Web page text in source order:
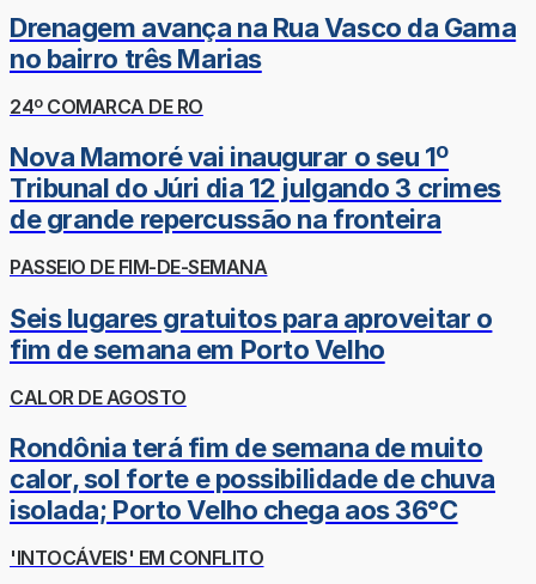
Drenagem avança na Rua Vasco da Gama
no bairro três Marias
24º COMARCA DE RO
Nova Mamoré vai inaugurar o seu 1º
Tribunal do Júri dia 12 julgando 3 crimes
de grande repercussão na fronteira
PASSEIO DE FIM-DE-SEMANA
Seis lugares gratuitos para aproveitar o
fim de semana em Porto Velho
CALOR DE AGOSTO
Rondônia terá fim de semana de muito
calor, sol forte e possibilidade de chuva
isolada; Porto Velho chega aos 36°C
'INTOCÁVEIS' EM CONFLITO